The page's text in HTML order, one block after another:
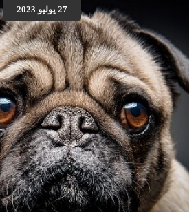
27 يوليو 2023